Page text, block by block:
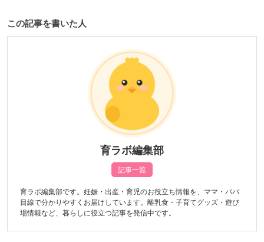
この記事を書いた人
育ラボ編集部
記事一覧
育ラボ編集部です。妊娠・出産・育児のお役立ち情報を、ママ・パパ
目線で分かりやすくお届けしています。離乳食・子育てグッズ・遊び
場情報など、暮らしに役立つ記事を発信中です。